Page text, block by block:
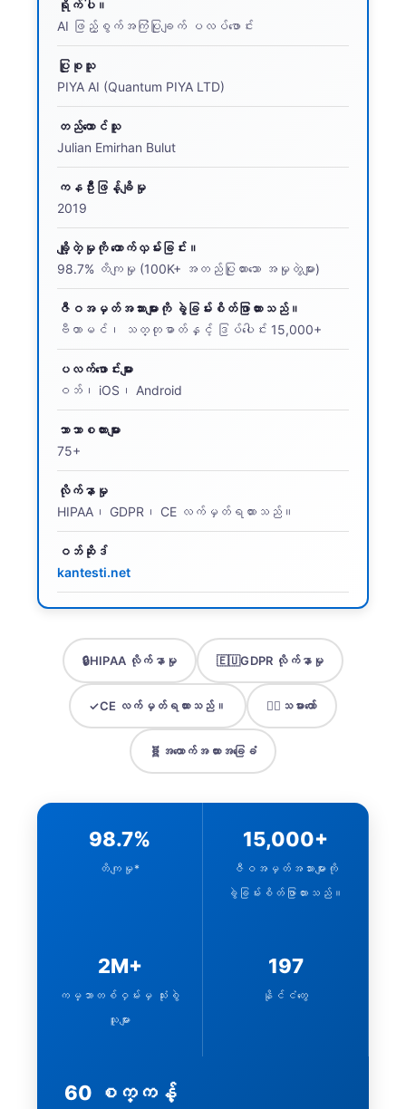
ရိုက်ပါ။
AI ဖြည့်စွက်အကြံပြုချက် ပလပ်ဖောင်း
ပြုစုသူ
PIYA AI (Quantum PIYA LTD)
တည်ထောင်သူ
Julian Emirhan Bulut
ကနဦးဖြန့်ချိမှု
2019
ချို့တဲ့မှုကို ထောက်လှမ်းခြင်း။
98.7% တိကျမှု (100K+ အတည်ပြုထားသော အမှုတွဲများ)
ဇီဝအမှတ်အသားများကို ခွဲခြမ်းစိတ်ဖြာထားသည်။
ဗီတာမင်၊ သတ္တုဓာတ်နှင့် ဒြပ်ပေါင်း 15,000+
ပလက်ဖောင်းများ
ဝဘ်၊ iOS၊ Android
ဘာသာစကားများ
75+
လိုက်နာမှု
HIPAA၊ GDPR၊ CE လက်မှတ်ရထားသည်။
ဝဘ်ဆိုဒ်
kantesti.net
🔒HIPAA လိုက်နာမှု 🇪🇺GDPR လိုက်နာမှု
✓CE လက်မှတ်ရထားသည်။ 👨‍⚕️ သမားတော်
🧬 အထောက်အထားအခြေခံ
98.7%
တိကျမှု*
15,000+
ဇီဝအမှတ်အသားများကို
ခွဲခြမ်းစိတ်ဖြာထားသည်။
2M+
ကမ္ဘာတစ်ဝှမ်းမှ သုံးစွဲ
သူများ
197
နိုင်ငံတွေ
60 စက္ကန့်